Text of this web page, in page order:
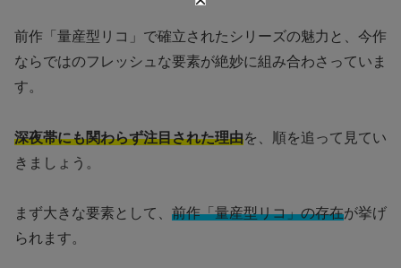
前作「量産型リコ」で確立されたシリーズの魅力と、今作
ならではのフレッシュな要素が絶妙に組み合わさっていま
す。
深夜帯にも関わらず注目された理由を、順を追って見てい
きましょう。
まず大きな要素として、 前作「量産型リコ」の存在が挙げ
られます。